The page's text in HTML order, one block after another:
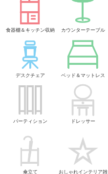
食器棚＆キッチン収納 カウンターテーブル
デスクチェア ベッド＆マットレス
パーティション ドレッサー
傘立て
おしゃれインテリア雑